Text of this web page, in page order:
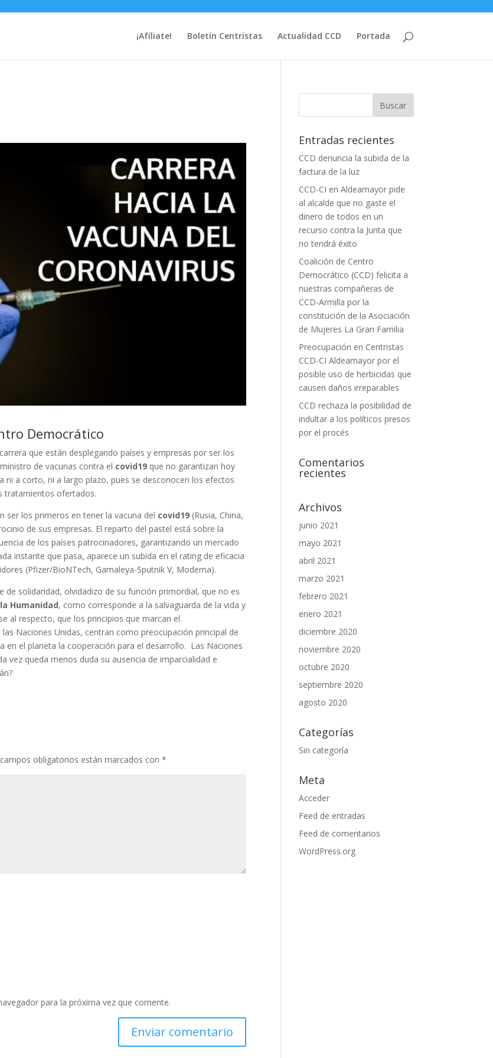
¡Afíliate! Boletín Centristas Actualidad CCD Portada
Democrático
que están desplegando países y empresas por ser los
de vacunas contra el covid19 que no garantizan hoy
a corto, ni a largo plazo, pues se desconocen los efectos
tratamientos ofertados.
ser los primeros en tener la vacuna del covid19 (Rusia, China,
de sus empresas. El reparto del pastel está sobre la
de los países patrocinadores, garantizando un mercado
instante que pasa, aparece un subida en el rating de eficacia
(Pfizer/BioNTech, Gamaleya-Sputnik V, Moderna).
solidaridad, olvidadizo de su función primordial, que no es
Humanidad, como corresponde a la salvaguarda de la vida y
al respecto, que los principios que marcan el
Naciones Unidas, centran como preocupación principal de
en el planeta la cooperación para el desarrollo. Las Naciones
vez queda menos duda su ausencia de imparcialidad e
obligatorios están marcados con*
para la próxima vez que comente.
Entradas recientes
CCD denuncia la subida de la
factura de la luz
CCD-CI en Aldeamayor pide
al alcalde que no gaste el
dinero de todos en un
recurso contra la Junta que
no tendrá éxito
Coalición de Centro
Democrático (CCD) felicita a
nuestras compañeras de
CCD-Armilla por la
constitución de la Asociación
de Mujeres La Gran Familia
Preocupación en Centristas
CCD-CI Aldeamayor por el
posible uso de herbicidas que
causen daños irreparables
CCD rechaza la posibilidad de
indultar a los políticos presos
por el procés
Comentarios
recientes
Archivos
junio 2021
mayo 2021
abril 2021
marzo 2021
febrero 2021
enero 2021
diciembre 2020
noviembre 2020
octubre 2020
septiembre 2020
agosto 2020
Categorías
Sin categoría
Meta
Acceder
Feed de entradas
Feed de comentarios
WordPress.org